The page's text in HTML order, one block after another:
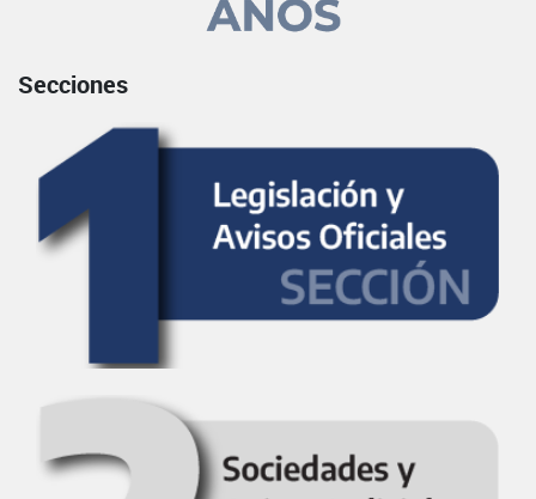
Secciones